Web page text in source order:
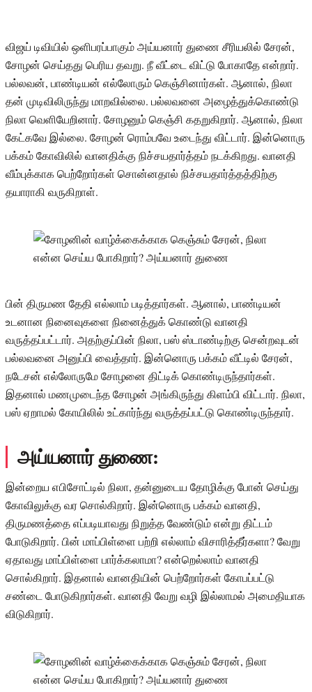
விஜய் டிவியில் ஒளிபரப்பாகும் அய்யனார் துணை சீரியலில் சேரன்,
சோழன் செய்தது பெரிய தவறு. நீ வீட்டை விட்டு போகாதே என்றார்.
பல்லவன், பாண்டியன் எல்லோரும் கெஞ்சினார்கள். ஆனால், நிலா
தன் முடிவிலிருந்து மாறவில்லை. பல்லவனை அழைத்துக்கொண்டு
நிலா வெளியேறினார். சோழனும் கெஞ்சி கதறுகிறார். ஆனால், நிலா
கேட்கவே இல்லை. சோழன் ரொம்பவே உடைந்து விட்டார். இன்னொரு
பக்கம் கோவிலில் வானதிக்கு நிச்சயதார்த்தம் நடக்கிறது. வானதி
வீம்புக்காக பெற்றோர்கள் சொன்னதால் நிச்சயதார்த்தத்திற்கு
தயாராகி வருகிறாள்.
பின் திருமண தேதி எல்லாம் படித்தார்கள். ஆனால், பாண்டியன்
உடனான நினைவுகளை நினைத்துக் கொண்டு வானதி
வருத்தப்பட்டார். அதற்குப்பின் நிலா, பஸ் ஸ்டாண்டிற்கு சென்றவுடன்
பல்லவனை அனுப்பி வைத்தார். இன்னொரு பக்கம் வீட்டில் சேரன்,
நடேசன் எல்லோருமே சோழனை திட்டிக் கொண்டிருந்தார்கள்.
இதனால் மணமுடைந்த சோழன் அங்கிருந்து கிளம்பி விட்டார். நிலா,
பஸ் ஏறாமல் கோயிலில் உட்கார்ந்து வருத்தப்பட்டு கொண்டிருந்தார்.
அய்யனார் துணை:
இன்றைய எபிசோட்டில் நிலா, தன்னுடைய தோழிக்கு போன் செய்து
கோவிலுக்கு வர சொல்கிறார். இன்னொரு பக்கம் வானதி,
திருமணத்தை எப்படியாவது நிறுத்த வேண்டும் என்று திட்டம்
போடுகிறார். பின் மாப்பிள்ளை பற்றி எல்லாம் விசாரித்தீர்களா? வேறு
ஏதாவது மாப்பிள்ளை பார்க்கலாமா? என்றெல்லாம் வானதி
சொல்கிறார். இதனால் வானதியின் பெற்றோர்கள் கோபப்பட்டு
சண்டை போடுகிறார்கள். வானதி வேறு வழி இல்லாமல் அமைதியாக
விடுகிறார்.